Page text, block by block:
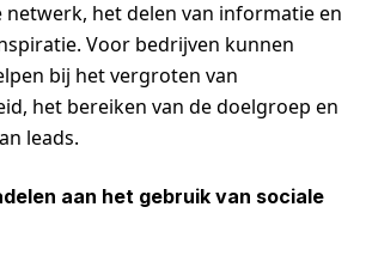
netwerk, het delen van informatie en
Voor bedrijven kunnen
bij het vergroten van
het bereiken van de doelgroep en
leads.
aan het gebruik van sociale